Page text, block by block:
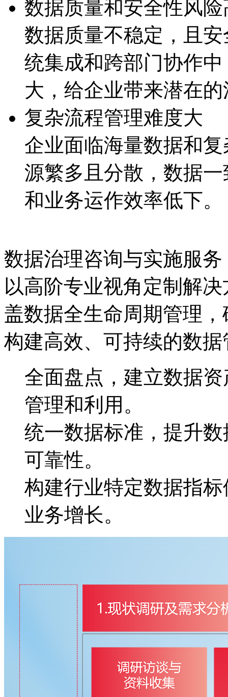
数据质量和安全性风险
数据质量不稳定，且
统集成和跨部门协作中
大，给企业带来潜在
复杂流程管理难度大
企业面临海量数据和复
源繁多且分散，数据
和业务运作效率低下。
数据治理咨询与实施服务
以高阶专业视角定制解决方
盖数据全生命周期管理
构建高效、可持续的数
全面盘点，建立数据
管理和利用。
统一数据标准，提升
可靠性。
构建行业特定数据指标
业务增长。